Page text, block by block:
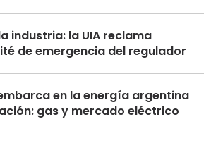
industria: la UIA reclama
de emergencia del regulador
en la energía argentina
gas y mercado eléctrico